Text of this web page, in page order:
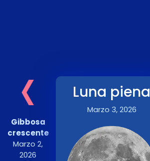
‹
Gibbosa
crescente
Marzo 2,
2026
Luna piena
Marzo 3, 2026